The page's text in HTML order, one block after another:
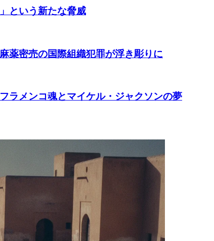
という新たな脅威
薬密売の国際組織犯罪が浮き彫りに
ラメンコ魂とマイケル・ジャクソンの夢